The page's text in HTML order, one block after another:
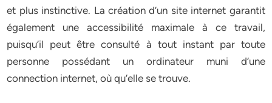
et plus instinctive. La création d’un site internet garantit
également une accessibilité maximale à ce travail,
puisqu’il peut être consulté à tout instant par toute
personne possédant un ordinateur muni d’une
connection internet, où qu’elle se trouve.